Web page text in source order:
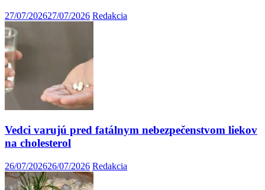
27/07/202627/07/2026 Redakcia
Vedci varujú pred fatálnym nebezpečenstvom liekov
na cholesterol
26/07/202626/07/2026 Redakcia